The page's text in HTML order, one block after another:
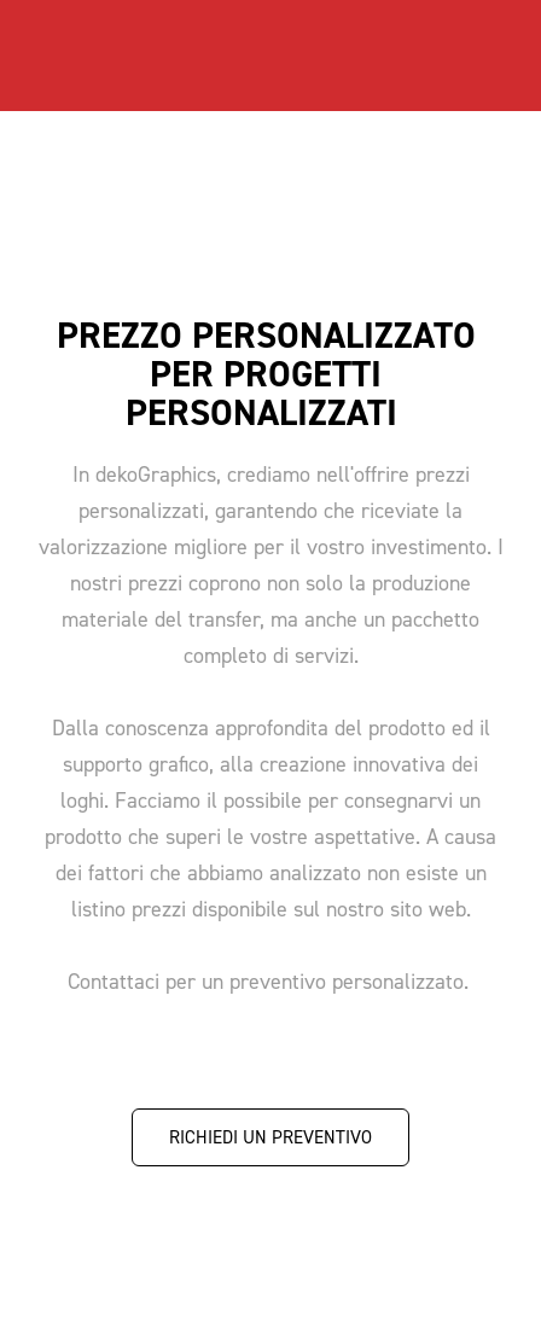
PREZZO PERSONALIZZATO
PER PROGETTI
PERSONALIZZATI
In dekoGraphics, crediamo nell'offrire prezzi
personalizzati, garantendo che riceviate la
valorizzazione migliore per il vostro investimento. I
nostri prezzi coprono non solo la produzione
materiale del transfer, ma anche un pacchetto
completo di servizi.
Dalla conoscenza approfondita del prodotto ed il
supporto grafico, alla creazione innovativa dei
loghi. Facciamo il possibile per consegnarvi un
prodotto che superi le vostre aspettative. A causa
dei fattori che abbiamo analizzato non esiste un
listino prezzi disponibile sul nostro sito web.
Contattaci per un preventivo personalizzato.